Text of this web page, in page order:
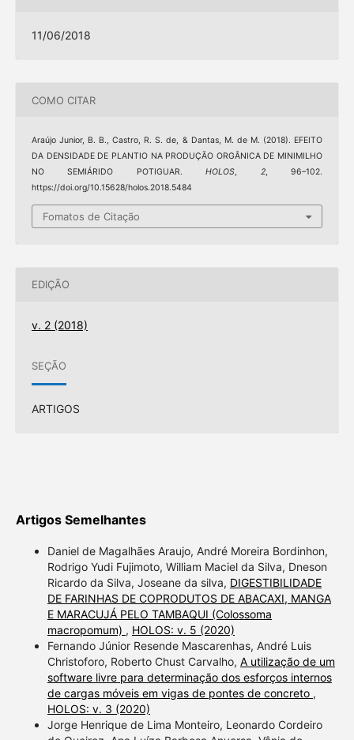
11/06/2018
COMO CITAR
Araújo Junior, B. B., Castro, R. S. de, & Dantas, M. de M. (2018). EFEITO
DA DENSIDADE DE PLANTIO NA PRODUÇÃO ORGÂNICA DE MINIMILHO
NO SEMIÁRIDO POTIGUAR.HOLOS, 2, 96–102.
https://doi.org/10.15628/holos.2018.5484
Fomatos de Citação
EDIÇÃO
v. 2 (2018)
SEÇÃO
ARTIGOS
Artigos Semelhantes
Daniel de Magalhães Araujo, André Moreira Bordinhon,
Rodrigo Yudi Fujimoto, William Maciel da Silva, Dneson
Ricardo da Silva, Joseane da silva, DIGESTIBILIDADE
DE FARINHAS DE COPRODUTOS DE ABACAXI, MANGA
E MARACUJÁ PELO TAMBAQUI (Colossoma
macropomum) , HOLOS: v. 5 (2020)
Fernando Júnior Resende Mascarenhas, André Luis
Christoforo, Roberto Chust Carvalho, A utilização de um
software livre para determinação dos esforços internos
de cargas móveis em vigas de pontes de concreto ,
HOLOS: v. 3 (2020)
Jorge Henrique de Lima Monteiro, Leonardo Cordeiro